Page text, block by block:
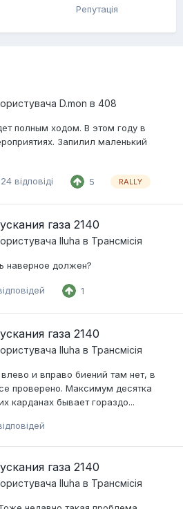
Репутація
D.mon в 408
полным ходом. В этом году в
Запилил маленький
відповіді 5 RALLY
газа 2140
Iluha в Трансмісія
наверное должен?
1
газа 2140
Iluha в Трансмісія
и вправо биений там нет, в
проверено. Максимум десятка
карданах бывает гораздо...
газа 2140
Iluha в Трансмісія